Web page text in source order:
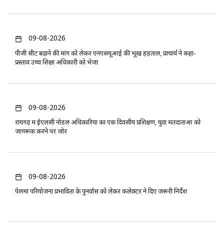
09-08-2026
पीजी सीट बढ़ाने की मांग को लेकर एनएसयूआई की भूख हड़ताल, प्राचार्य ने कहा-
प्रस्ताव उच्च शिक्षा अधिकारी को भेजा
09-08-2026
रायगढ़ में ईएलसी नोडल अधिकारियों का एक दिवसीय प्रशिक्षण, युवा मतदाताओं को
जागरूक करने पर जोर
09-08-2026
पेलमा परियोजना प्रभावितों के पुनर्वास को लेकर कलेक्टर ने दिए जरूरी निर्देश